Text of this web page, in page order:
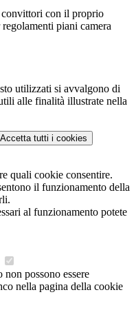
con il proprio
piani camera
utilizzati si avvalgono di
alle finalità illustrate nella
Accetta tutti i cookies
quali cookie consentire.
il funzionamento della
al funzionamento potete
possono essere
nella pagina della cookie